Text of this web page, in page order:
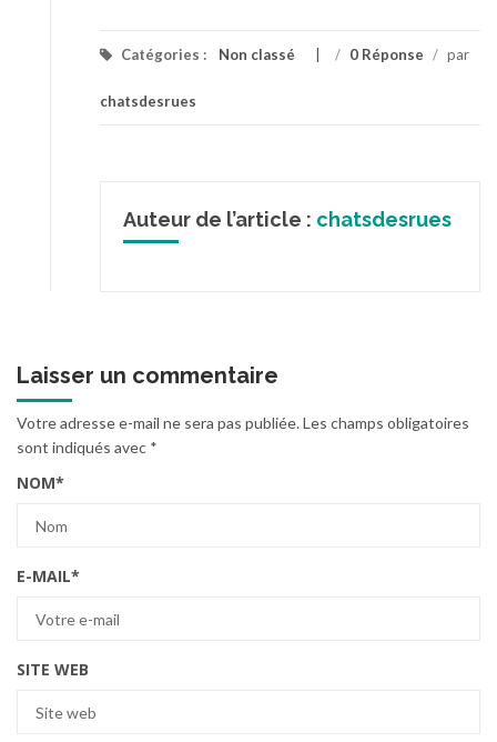
Catégories : Non classé / 0 Réponse / par
chatsdesrues
Auteur de l’article : chatsdesrues
Laisser un commentaire
Votre adresse e-mail ne sera pas publiée.Les champs obligatoires
sont indiqués avec *
NOM*
E-MAIL*
SITE WEB